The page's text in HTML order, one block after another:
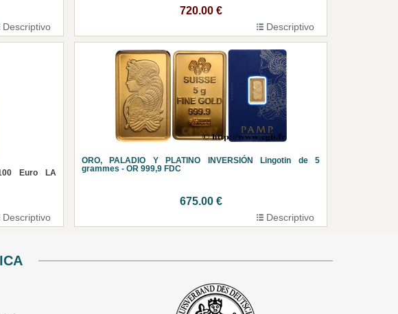
Descriptivo
720.00 €
Descriptivo
Euro LA
Descriptivo
ORO, PALADIO Y PLATINO INVERSIÓN Lingotin de 5
grammes - OR 999,9 FDC
675.00 €
Descriptivo